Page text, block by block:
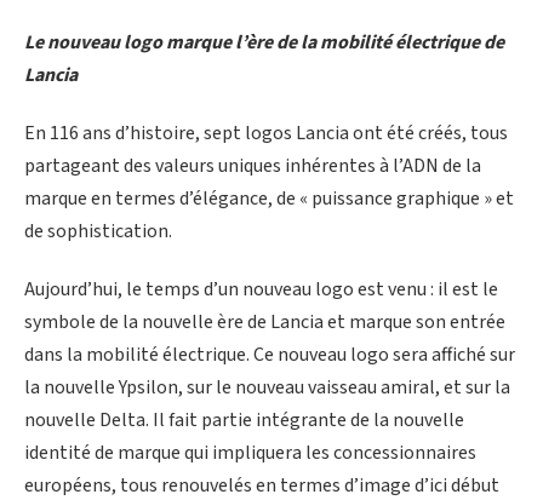
Le nouveau logo marque l’ère de la mobilité électrique de
Lancia
En 116 ans d’histoire, sept logos Lancia ont été créés, tous
partageant des valeurs uniques inhérentes à l’ADN de la
marque en termes d’élégance, de « puissance graphique » et
de sophistication.
Aujourd’hui, le temps d’un nouveau logo est venu : il est le
symbole de la nouvelle ère de Lancia et marque son entrée
dans la mobilité électrique. Ce nouveau logo sera affiché sur
la nouvelle Ypsilon, sur le nouveau vaisseau amiral, et sur la
nouvelle Delta. Il fait partie intégrante de la nouvelle
identité de marque qui impliquera les concessionnaires
européens, tous renouvelés en termes d’image d’ici début